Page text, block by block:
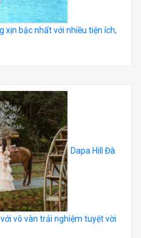
xịn bậc nhất với nhiều tiện ích,
Dapa Hill Đà
vô vàn trải nghiệm tuyệt vời